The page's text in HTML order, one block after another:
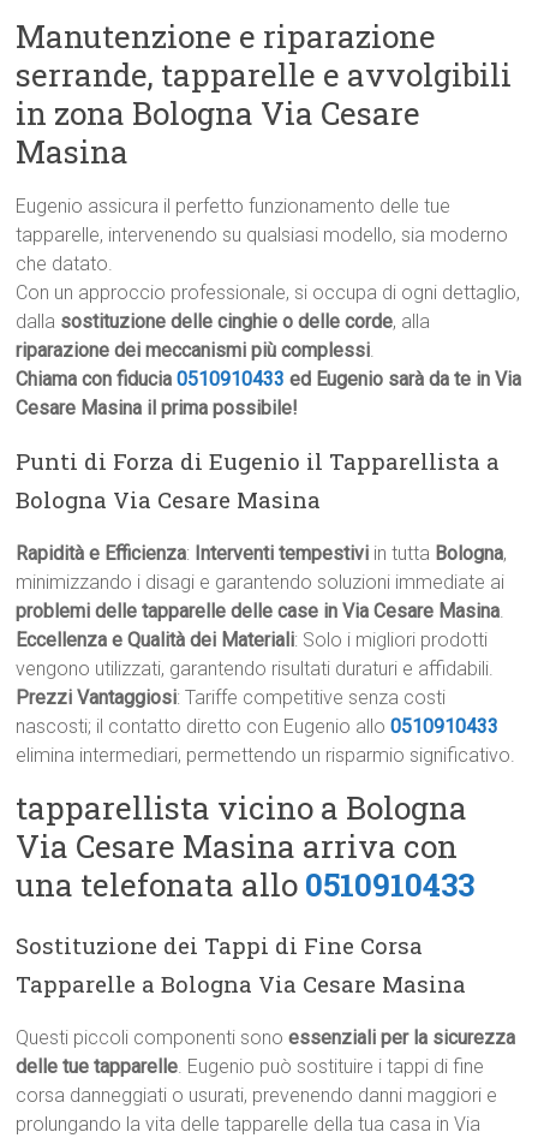
Manutenzione e riparazione
serrande, tapparelle e avvolgibili
in zona Bologna Via Cesare
Masina
Eugenio assicura il perfetto funzionamento delle tue
tapparelle, intervenendo su qualsiasi modello, sia moderno
che datato.
Con un approccio professionale, si occupa di ogni dettaglio,
dalla sostituzione delle cinghie o delle corde, alla
riparazione dei meccanismi più complessi.
Chiama con fiducia0510910433 ed Eugenio sarà da te in Via
Cesare Masina il prima possibile!
Punti di Forza di Eugenio il Tapparellista a
Bologna Via Cesare Masina
Rapidità e Efficienza: Interventi tempestivi in tutta Bologna,
minimizzando i disagi e garantendo soluzioni immediate ai
problemi delle tapparelle delle case in Via Cesare Masina.
Eccellenza e Qualità dei Materiali: Solo i migliori prodotti
vengono utilizzati, garantendo risultati duraturi e affidabili.
Prezzi Vantaggiosi: Tariffe competitive senza costi
nascosti; il contatto diretto con Eugenio allo0510910433
elimina intermediari, permettendo un risparmio significativo.
tapparellista vicino a Bologna
Via Cesare Masina arriva con
una telefonata allo 0510910433
Sostituzione dei Tappi di Fine Corsa
Tapparelle a Bologna Via Cesare Masina
Questi piccoli componenti sonoessenziali per la sicurezza
delle tue tapparelle. Eugenio può sostituire i tappi di fine
corsa danneggiati o usurati, prevenendo danni maggiori e
prolungando la vita delle tapparelle della tua casa in Via